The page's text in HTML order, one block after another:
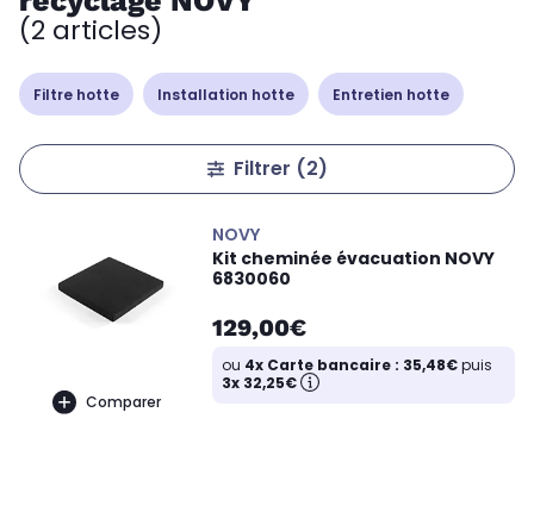
(2 articles)
Filtre hotte Installation hotte Entretien hotte
Filtrer (2)
Comparer
NOVY
Kit cheminée évacuation NOVY
6830060
129,00€
ou 4x Carte bancaire : 35,48€puis
3x 32,25€